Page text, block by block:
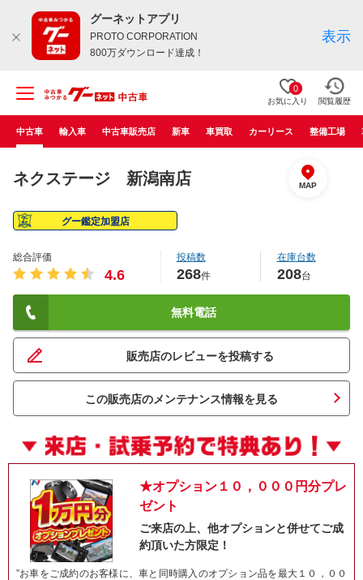
グーネットアプリ
PROTO CORPORATION
800万ダウンロード達成！
表示
0
お気に入り 閲覧履歴
中古車 輸入車 中古車販売店 新車 車買取 カーリース 整備工場
ネクステージ 新潟南店 MAP
グー鑑定加盟店
総合評価
4.6
投稿数
268件
在庫台数
208台
無料電話
販売店のレビューを投稿する
この販売店のメンテナンス情報を見る
★オプション１０，０００円分プレ
ゼント
ご来店の上、他オプションと併せてご成
約頂いた方限定！
”お車をご成約のお客様に、車と同時購入のオプション品を最大１０，００